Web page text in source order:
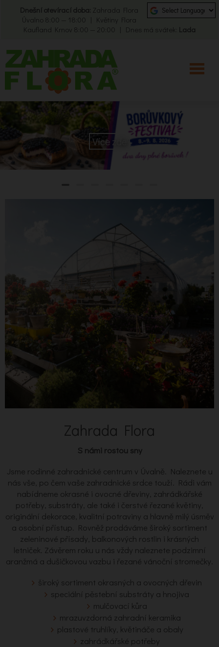
Dnešní otevírací doba: Zahrada Flora
Úvalno 8:00 — 18:00 | Květiny Flora
Kaufland Krnov 8:00 — 20:00 | Dnes má svátek: Lada
Více zde
Zahrada Flora
S námi rostou sny
Jsme rodinné zahradnické centrum v Úvalně. Naleznete u
nás vše, po čem vaše zahradnické srdce touží. Rádi vám
nabídneme okrasné i ovocné dřeviny, zahrádkářské
potřeby, substráty, ale také i čerstvé řezané květiny,
originální dekorace, kvalitní potraviny a hlavně milý úsměv
a osobní přístup. Rovněž prodáváme široký sortiment
zeleninové přísady, balkonových rostlin i krásných
letniček. Závěrem roku u nás vždy naleznete podzimní
aranžmá a dušičkovou vazbu i řezané vánoční stromečky.
široký sortiment okrasných a ovocných dřevin
speciální pěstební substráty a hnojiva
mulčovací kůra
mrazuvzdorná zahradní keramika
plastové truhlíky, květináče a obaly
zahrádkářské potřeby